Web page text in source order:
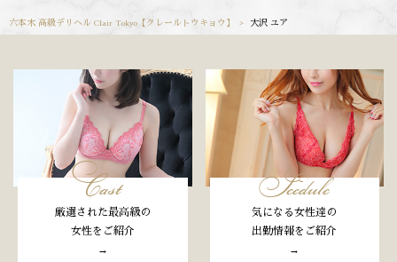
六本木 高級デリヘル Clair Tokyo【クレールトウキョウ】 大沢 ユア
Cast
厳選された最高級の
女性をご紹介
→
Scedule
気になる女性達の
出勤情報をご紹介
→